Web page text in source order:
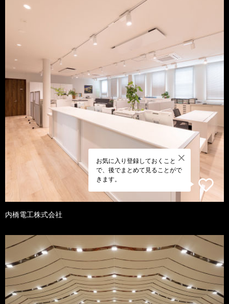
お気に入り登録しておくこと
で、後でまとめて見ることがで
きます。
内橋電工株式会社